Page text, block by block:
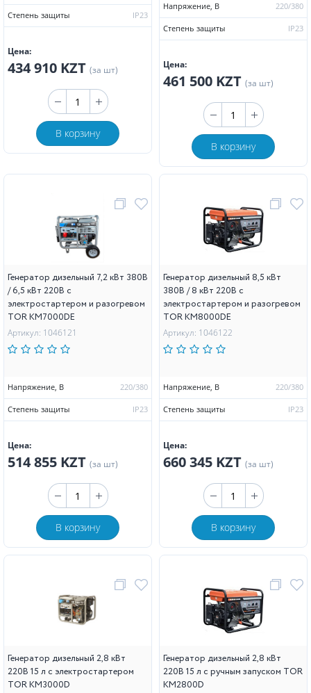
Степень защиты IP23
Цена:
434 910 KZT (за шт)
В корзину
Напряжение, В 220/380
Степень защиты IP23
Цена:
461 500 KZT (за шт)
В корзину
Генератор дизельный 7,2 кВт 380В
/ 6,5 кВт 220В с
электростартером и разогревом
TOR KM7000DE
Артикул: 1046121
Напряжение, В 220/380
Степень защиты IP23
Цена:
514 855 KZT (за шт)
В корзину
Генератор дизельный 8,5 кВт
380В / 8 кВт 220В с
электростартером и разогревом
TOR KM8000DE
Артикул: 1046122
Напряжение, В 220/380
Степень защиты IP23
Цена:
660 345 KZT (за шт)
В корзину
Генератор дизельный 2,8 кВт
220В 15 л с электростартером
TOR KM3000D
Генератор дизельный 2,8 кВт
220В 15 л с ручным запуском TOR
KM2800D